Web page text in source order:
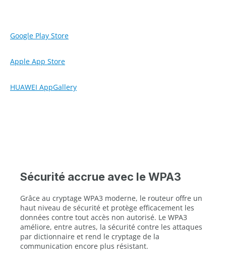
Google Play Store
Apple App Store
HUAWEI AppGallery
Sécurité accrue avec le WPA3
Grâce au cryptage WPA3 moderne, le routeur offre un
haut niveau de sécurité et protège efficacement les
données contre tout accès non autorisé. Le WPA3
améliore, entre autres, la sécurité contre les attaques
par dictionnaire et rend le cryptage de la
communication encore plus résistant.